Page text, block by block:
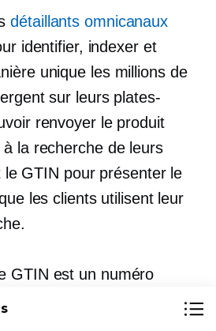
détaillants omnicanaux
identifier, indexer et
unique les millions de
sur leurs plates-
renvoyer le produit
la recherche de leurs
GTIN pour présenter le
les clients utilisent leur
GTIN est un numéro
unique, il leur permet